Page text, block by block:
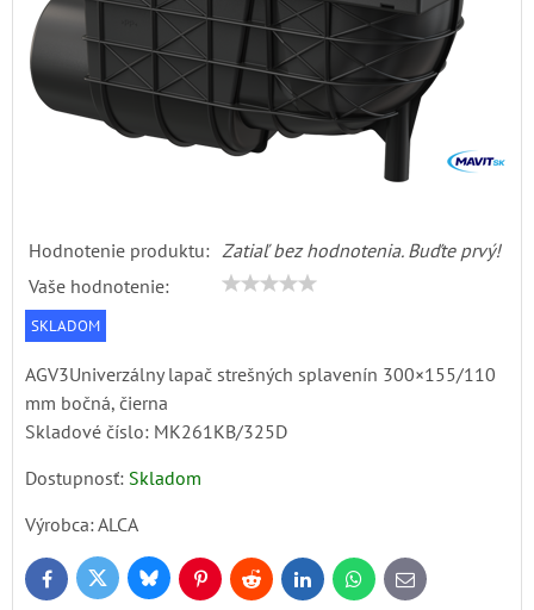
Hodnotenie produktu: Zatiaľ bez hodnotenia. Buďte prvý!
Vaše hodnotenie:
SKLADOM
AGV3Univerzálny lapač strešných splavenín 300×155/110
mm bočná, čierna
Skladové číslo: MK261KB/325D
Dostupnosť: Skladom
Výrobca:ALCA
FacebookTwitter BlueskyPinterestReddit LinkedInWhatsApp
E-
mail